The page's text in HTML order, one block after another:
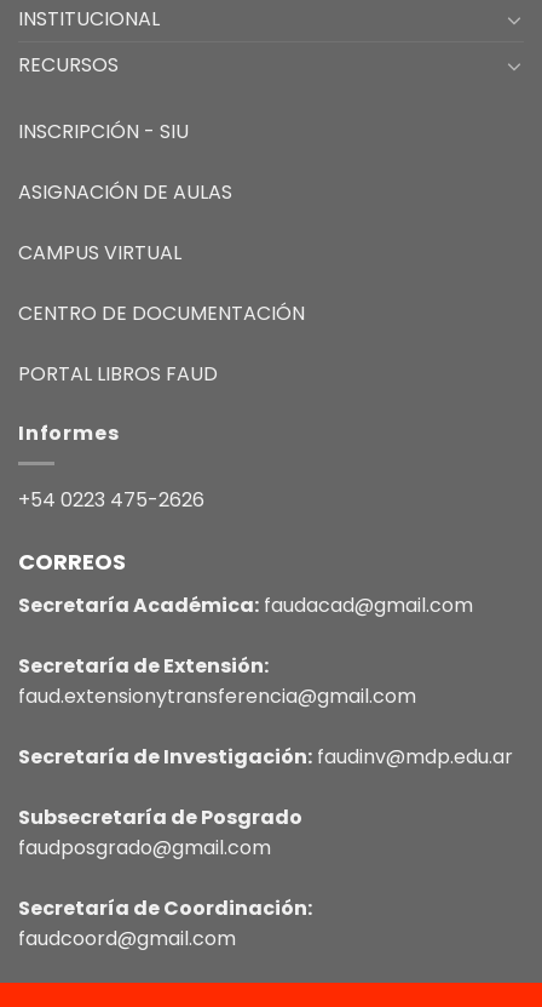
INSTITUCIONAL
RECURSOS
INSCRIPCIÓN - SIU
ASIGNACIÓN DE AULAS
CAMPUS VIRTUAL
CENTRO DE DOCUMENTACIÓN
PORTAL LIBROS FAUD
Informes
+54 0223 475-2626
CORREOS
Secretaría Académica: faudacad@gmail.com
Secretaría de Extensión:
faud.extensionytransferencia@gmail.com
Secretaría de Investigación: faudinv@mdp.edu.ar
Subsecretaría de Posgrado
faudposgrado@gmail.com
Secretaría de Coordinación:
faudcoord@gmail.com